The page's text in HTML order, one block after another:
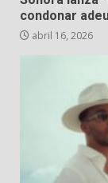
condonar
abril 16, 2026